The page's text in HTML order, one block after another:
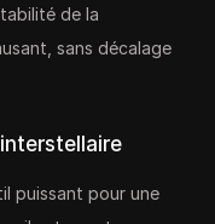
de la
sans décalage
puissant pour une